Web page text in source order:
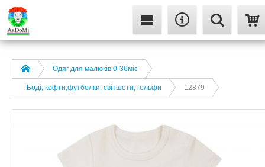
Одяг для малюків 0-36міс
Боді, кофти,футболки, світшоти, гольфи 12879